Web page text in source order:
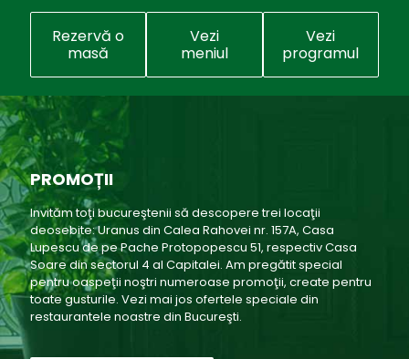
Rezervă o
masă
Vezi
meniul
Vezi
programul
PROMOȚII
Invităm toţi bucureştenii să descopere trei locaţii
deosebite: Uranus din Calea Rahovei nr. 157A, Casa
Lupescu de pe Pache Protopopescu 51, respectiv Casa
Soare din sectorul 4 al Capitalei. Am pregătit special
pentru oaspeţii noştri numeroase promoţii, create pentru
toate gusturile. Vezi mai jos ofertele speciale din
restaurantele noastre din Bucureşti.